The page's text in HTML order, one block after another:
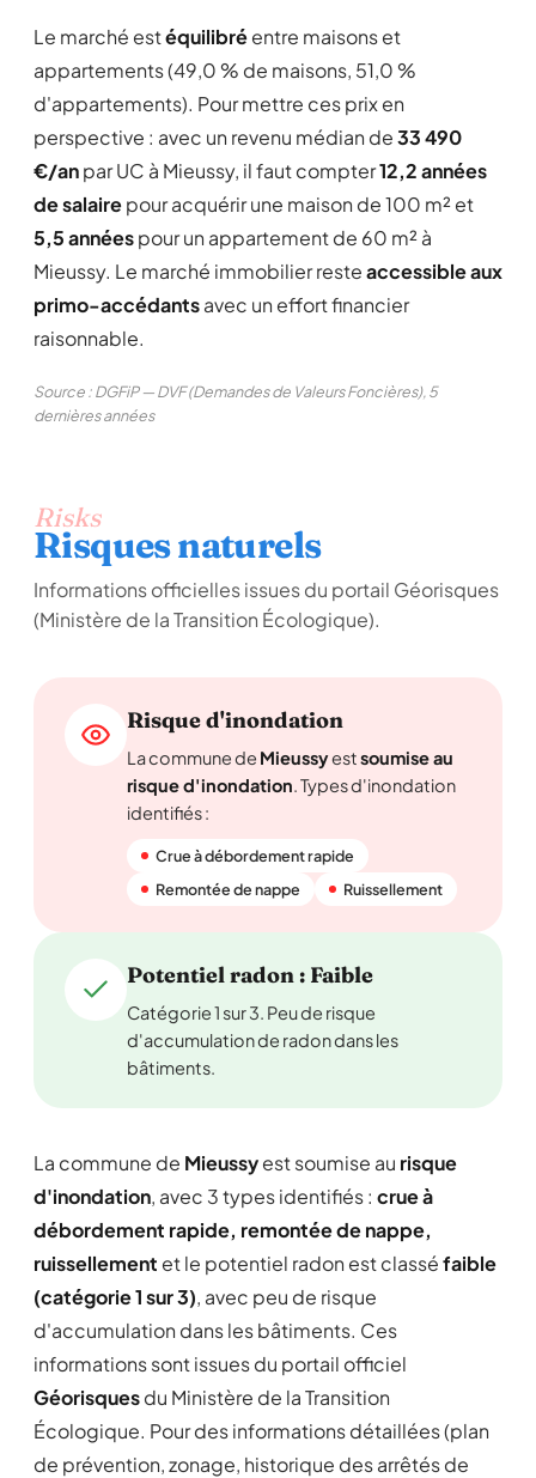
Le marché estéquilibréentre maisons et
appartements (49,0 % de maisons, 51,0 %
d'appartements). Pour mettre ces prix en
perspective : avec un revenu médian de33 490
€/anpar UC à Mieussy, il faut compter12,2 années
de salairepour acquérir une maison de 100 m² et
5,5 annéespour un appartement de 60 m² à
Mieussy. Le marché immobilier resteaccessible aux
primo-accédantsavec un effort financier
raisonnable.
Source : DGFiP — DVF (Demandes de Valeurs Foncières), 5
dernières années
Risks
Risques naturels
Informations officielles issues du portail Géorisques
(Ministère de la Transition Écologique).
Risque d'inondation
La commune de Mieussyestsoumise au
risque d'inondation. Types d'inondation
identifiés :
Crue à débordement rapide
Remontée de nappe
Ruissellement
Potentiel radon : Faible
Catégorie 1 sur 3. Peu de risque
d'accumulation de radon dans les
bâtiments.
La commune de Mieussyest soumise au risque
d'inondation, avec 3 types identifiés : crue à
débordement rapide, remontée de nappe,
ruissellement et le potentiel radon est classéfaible
(catégorie 1 sur 3), avec peu de risque
d'accumulation dans les bâtiments. Ces
informations sont issues du portail officiel
Géorisquesdu Ministère de la Transition
Écologique. Pour des informations détaillées (plan
de prévention, zonage, historique des arrêtés de